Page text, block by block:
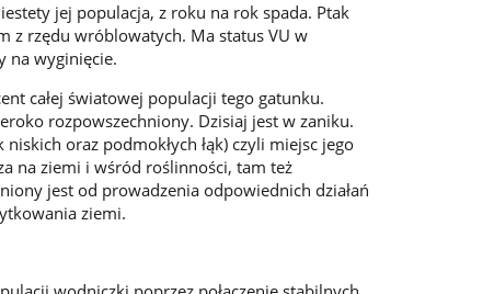
jej populacja, z roku na rok spada. Ptak
z rzędu wróblowatych. Ma status VU w
na wyginięcie.
całej światowej populacji tego gatunku.
rozpowszechniony. Dzisiaj jest w zaniku.
oraz podmokłych łąk) czyli miejsc jego
na ziemi i wśród roślinności, tam też
jest od prowadzenia odpowiednich działań
ziemi.